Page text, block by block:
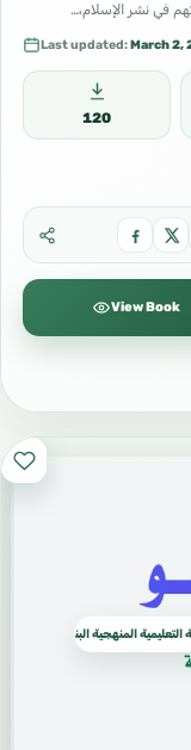
في نشر الإسلام،…
Last updated:March 2,
120
View Book
المنهجية البناء العلمي